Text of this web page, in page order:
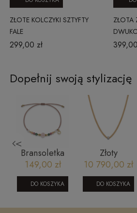
ZŁOTE KOLCZYKI SZTYFTY
FALE
299,00 zł
ZŁOTA
Dopełnij swoją stylizację
<
Bransoletka
na sznurku-
różowy
kwarc,
szmaragd,
turmalin,
149,00 zł
DO KOSZYKA
Złoty
naszyjnik z
diamentami
Bizzotto AU-
750 NE07-
N0YW-D
10 790,00 zł
DO KOSZYKA